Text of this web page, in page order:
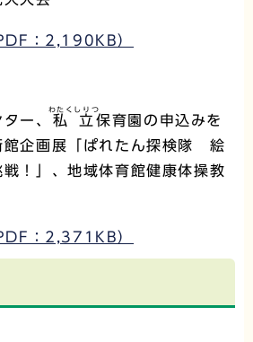
：2,190KB）
ー、
私立
わたくしりつ
保育園の申込みを
館企画展「ぱれたん探検隊 絵
！」、地域体育館健康体操教
：2,371KB）